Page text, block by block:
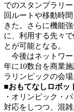
でのスタンプラリ
回ルートや移動時
きた。さらに機能
に、利用する先々
とが可能となる。
今後はネットワー
年に10数台を商業
ラリンピックの会
■おもてなしロボッ
・オリンピック・
対応をしつつ、混